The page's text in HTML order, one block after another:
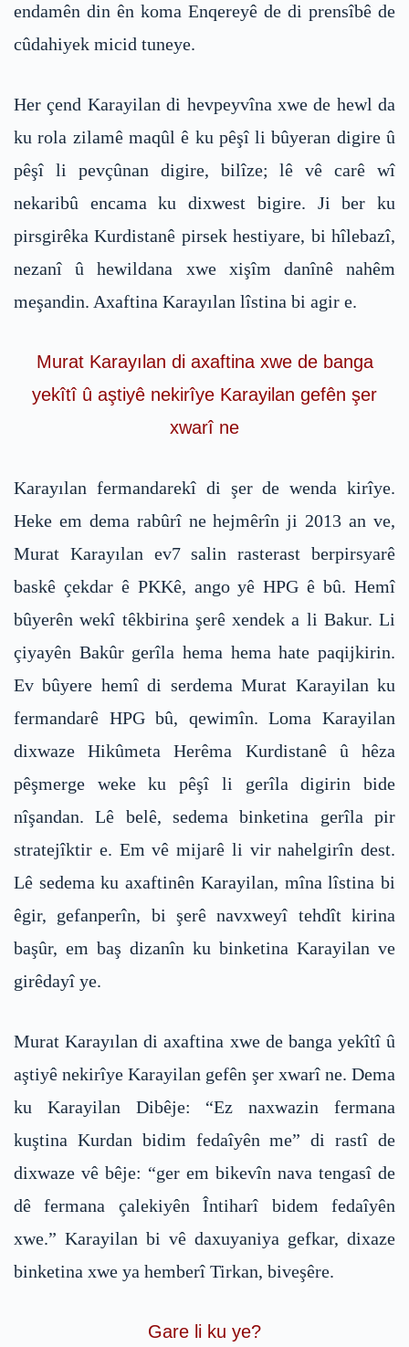
endamên din ên koma Enqereyê de di prensîbê de
cûdahiyek micid tuneye.
Her çend Karayilan di hevpeyvîna xwe de hewl da
ku rola zilamê maqûl ê ku pêşî li bûyeran digire û
pêşî li pevçûnan digire, bilîze; lê vê carê wî
nekaribû encama ku dixwest bigire. Ji ber ku
pirsgirêka Kurdistanê pirsek hestiyare, bi hîlebazî,
nezanî û hewildana xwe xişîm danînê nahêm
meşandin. Axaftina Karayılan lîstina bi agir e.
Murat Karayılan di axaftina xwe de banga
yekîtî û aştiyê nekirîye Karayilan gefên şer
xwarî ne
Karayılan fermandarekî di şer de wenda kirîye.
Heke em dema rabûrî ne hejmêrîn ji 2013 an ve,
Murat Karayılan ev7 salin rasterast berpirsyarê
baskê çekdar ê PKKê, ango yê HPG ê bû. Hemî
bûyerên wekî têkbirina şerê xendek a li Bakur. Li
çiyayên Bakûr gerîla hema hema hate paqijkirin.
Ev bûyere hemî di serdema Murat Karayilan ku
fermandarê HPG bû, qewimîn. Loma Karayilan
dixwaze Hikûmeta Herêma Kurdistanê û hêza
pêşmerge weke ku pêşî li gerîla digirin bide
nîşandan. Lê belê, sedema binketina gerîla pir
stratejîktir e. Em vê mijarê li vir nahelgirîn dest.
Lê sedema ku axaftinên Karayilan, mîna lîstina bi
êgir, gefanperîn, bi şerê navxweyî tehdît kirina
başûr, em baş dizanîn ku binketina Karayilan ve
girêdayî ye.
Murat Karayılan di axaftina xwe de banga yekîtî û
aştiyê nekirîye Karayilan gefên şer xwarî ne. Dema
ku Karayilan Dibêje: “Ez naxwazin fermana
kuştina Kurdan bidim fedaîyên me” di rastî de
dixwaze vê bêje: “ger em bikevîn nava tengasî de
dê fermana çalekiyên Întiharî bidem fedaîyên
xwe.” Karayilan bi vê daxuyaniya gefkar, dixaze
binketina xwe ya hemberî Tirkan, biveşêre.
Gare li ku ye?